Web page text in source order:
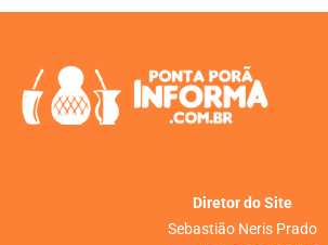
Diretor do Site
Sebastião Neris Prado